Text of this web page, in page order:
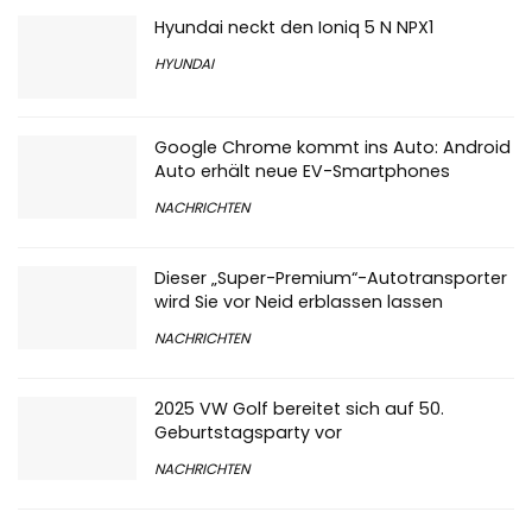
Hyundai neckt den Ioniq 5 N NPX1
HYUNDAI
Google Chrome kommt ins Auto: Android
Auto erhält neue EV-Smartphones
NACHRICHTEN
Dieser „Super-Premium“-Autotransporter
wird Sie vor Neid erblassen lassen
NACHRICHTEN
2025 VW Golf bereitet sich auf 50.
Geburtstagsparty vor
NACHRICHTEN